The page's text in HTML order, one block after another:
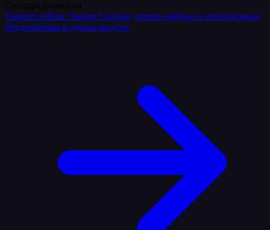
Горячее сейчас Акции Скидки, промо-наборы и специальные
предложения в одном разделе.